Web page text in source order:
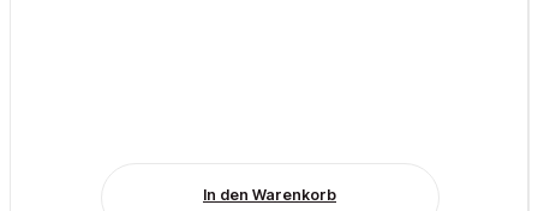
In den Warenkorb